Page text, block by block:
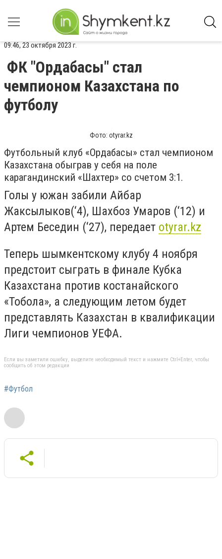
09:46, 23 октября 2023 г.
ФК "Ордабасы" стал
чемпионом Казахстана по
футболу
Фото: otyrar.kz
Футбольный клуб «Ордабасы» стал чемпионом
Казахстана обыграв у себя на поле
карагандинский «Шахтер» со счетом 3:1.
Голы у южан забили Айбар
Жаксылыков(‘4), Шахбоз Умаров (‘12) и
Артем Беседин (‘27), передает otyrar.kz
Теперь шымкентскому клубу 4 ноября
предстоит сыграть в финале Кубка
Казахстана против костанайского
«Тобола», а следующим летом будет
представлять Казахстан в квалификации
Лиги чемпионов УЕФА.
Если вы заметили ошибку, выделите необходимый текст и нажмите Ctrl+Enter, чтобы
сообщить об этом редакции
#Футбол